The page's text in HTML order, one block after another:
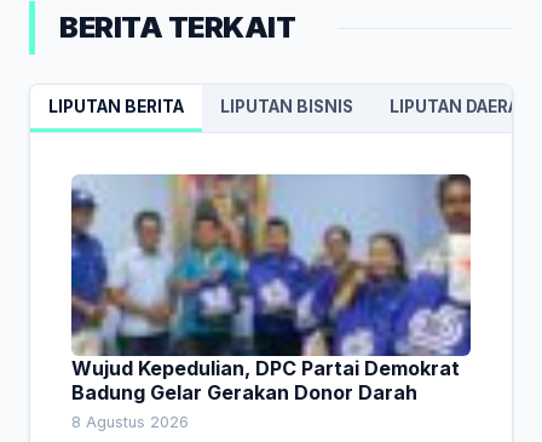
BERITA TERKAIT
LIPUTAN BERITA LIPUTAN BISNIS LIPUTAN DAERAH
Wujud Kepedulian, DPC Partai Demokrat
Badung Gelar Gerakan Donor Darah
8 Agustus 2026